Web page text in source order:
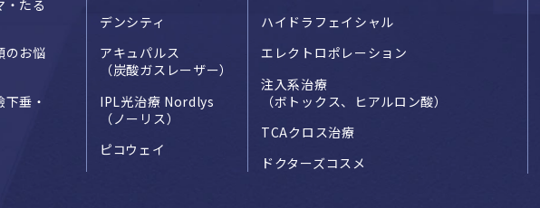
・たる
のお悩
垂・
デンシティ
アキュパルス
（炭酸ガスレーザー）
IPL光治療 Nordlys
（ノーリス）
ピコウェイ
ハイドラフェイシャル
エレクトロポレーション
注入系治療
（ボトックス、ヒアルロン酸）
TCAクロス治療
ドクターズコスメ